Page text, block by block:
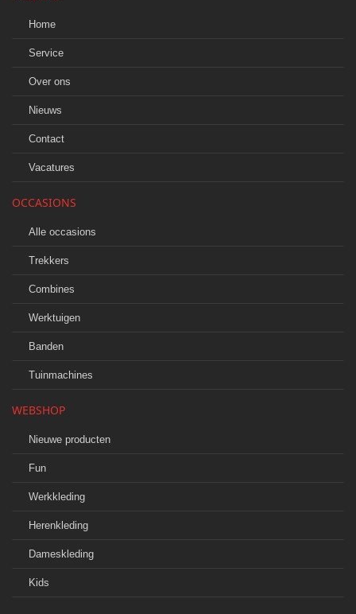
Home
Service
Over ons
Nieuws
Contact
Vacatures
OCCASIONS
Alle occasions
Trekkers
Combines
Werktuigen
Banden
Tuinmachines
WEBSHOP
Nieuwe producten
Fun
Werkkleding
Herenkleding
Dameskleding
Kids